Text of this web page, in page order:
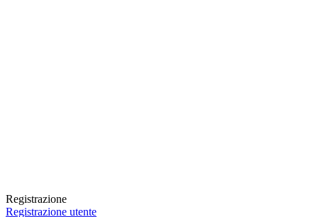
Registrazione
Registrazione utente